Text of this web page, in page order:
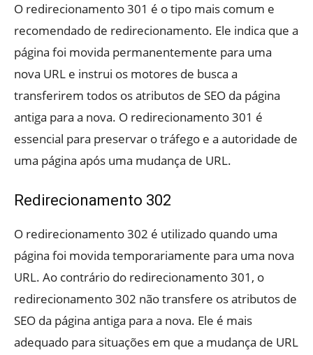
O redirecionamento 301 é o tipo mais comum e
recomendado de redirecionamento. Ele indica que a
página foi movida permanentemente para uma
nova URL e instrui os motores de busca a
transferirem todos os atributos de SEO da página
antiga para a nova. O redirecionamento 301 é
essencial para preservar o tráfego e a autoridade de
uma página após uma mudança de URL.
Redirecionamento 302
O redirecionamento 302 é utilizado quando uma
página foi movida temporariamente para uma nova
URL. Ao contrário do redirecionamento 301, o
redirecionamento 302 não transfere os atributos de
SEO da página antiga para a nova. Ele é mais
adequado para situações em que a mudança de URL